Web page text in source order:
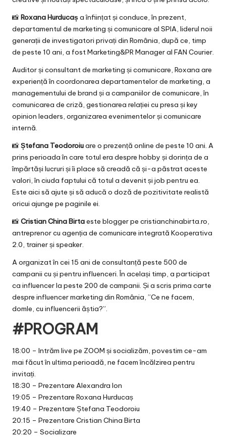
📸Roxana Hurducașa înființat și conduce, în prezent,
departamentul de marketing și comunicare al SPIA, liderul noii
generații de investigatori privați din România, după ce, timp
de peste 10 ani, a fost Marketing&PR Manager al FAN Courier.
Auditor și consultant de marketing și comunicare, Roxana are
experiență în coordonarea departamentelor de marketing, a
managementului de brand și a campaniilor de comunicare, în
comunicarea de criză, gestionarea relației cu presa și key
opinion leaders, organizarea evenimentelor și comunicare
internă.
📸Ștefana Teodoroiuare o prezență online de peste 10 ani. A
prins perioada în care totul era despre hobby și dorința de a
împărtăși lucruri și îi place să creadă că și-a păstrat aceste
valori, în ciuda faptului că totul a devenit și job pentru ea.
Este aici să ajute și să aducă o doză de pozitivitate realistă
oricui ajunge pe paginile ei.
📸Cristian China Birtaeste blogger pe cristianchinabirta.ro,
antreprenor cu agenția de comunicare integrată Kooperativa
2.0, trainer și speaker.
A organizat în cei 15 ani de consultanță peste 500 de
campanii cu și pentru influenceri. În același timp, a participat
ca influencer la peste 200 de campanii. Și a scris prima carte
despre influencer marketing din România, ”Ce ne facem,
domle, cu influencerii ăștia?”.
#PROGRAM
18:00 – Intrăm live pe ZOOM și socializăm, povestim ce-am
mai făcut în ultima perioadă, ne facem încălzirea pentru
invitați.
18:30 – Prezentare Alexandra Ion
19:05 – Prezentare Roxana Hurducaș
19:40 – Prezentare Ștefana Teodoroiu
20:15 – Prezentare Cristian China Birta
20:20 – Socializare